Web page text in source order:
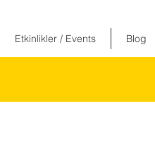
Etkinlikler / Events Blog